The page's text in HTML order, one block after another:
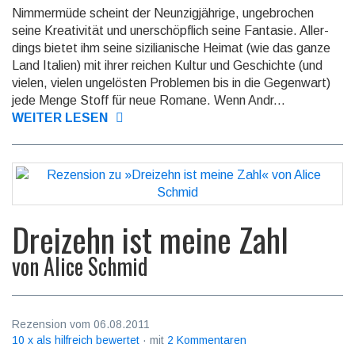
Nimmermüde scheint der Neunzigjährige, ungebrochen
seine Kreativität und uner­schöpf­lich seine Fanta­sie. Aller­
dings bietet ihm seine sizilia­nische Heimat (wie das ganze
Land Italien) mit ihrer reichen Kultur und Geschichte (und
vielen, vielen unge­lösten Proble­men bis in die Gegen­wart)
jede Menge Stoff für neue Romane. Wenn Andr...
WEITER LESEN
Dreizehn ist meine Zahl
vonAlice Schmid
Rezension vom 06.08.2011
10 x als hilfreich bewertet · mit 2 Kommentaren